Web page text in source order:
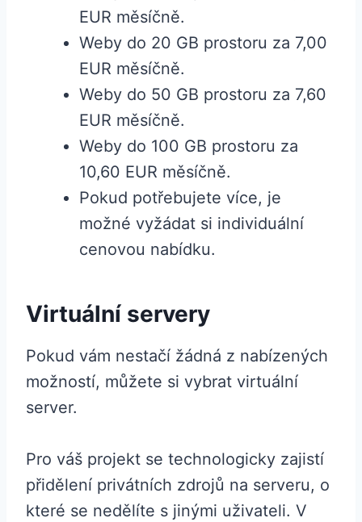
EUR měsíčně.
Weby do 20 GB prostoru za 7,00
EUR měsíčně.
Weby do 50 GB prostoru za 7,60
EUR měsíčně.
Weby do 100 GB prostoru za
10,60 EUR měsíčně.
Pokud potřebujete více, je
možné vyžádat si individuální
cenovou nabídku.
Virtuální servery
Pokud vám nestačí žádná z nabízených
možností, můžete si vybrat virtuální
server.
Pro váš projekt se technologicky zajistí
přidělení privátních zdrojů na serveru, o
které se nedělíte s jinými uživateli. V